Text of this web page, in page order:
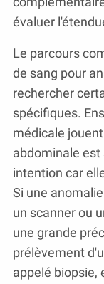
évaluer
Le parcours
de sang pour
rechercher
spécifiques.
médicale
abdominale
intention car
Si une
un scanner ou
une grande
prélèvement
appelé biopsie,